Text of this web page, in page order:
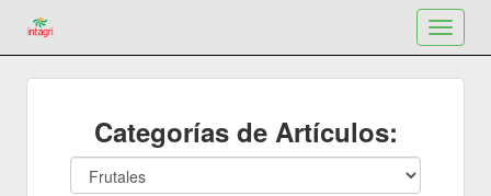
Toggle
Categorías de Artículos: